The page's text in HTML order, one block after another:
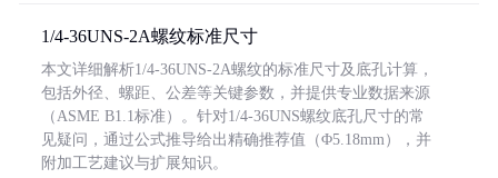
1/4-36UNS-2A螺纹标准尺寸
本文详细解析1/4-36UNS-2A螺纹的标准尺寸及底孔计算，
包括外径、螺距、公差等关键参数，并提供专业数据来源
（ASME B1.1标准）。针对1/4-36UNS螺纹底孔尺寸的常
见疑问，通过公式推导给出精确推荐值（Φ5.18mm），并
附加工艺建议与扩展知识。